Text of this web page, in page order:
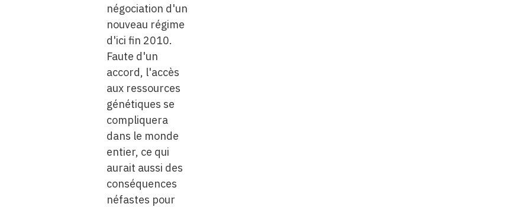
négociation d'un
nouveau régime
d'ici fin 2010.
Faute d'un
accord, l'accès
aux ressources
génétiques se
compliquera
dans le monde
entier, ce qui
aurait aussi des
conséquences
néfastes pour